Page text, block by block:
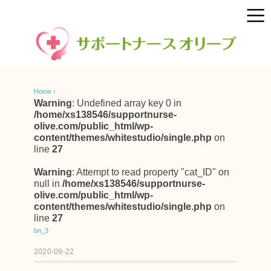
Home ›
Warning: Undefined array key 0 in
/home/xs138546/supportnurse-
olive.com/public_html/wp-
content/themes/whitestudio/single.php on
line 27
Warning: Attempt to read property "cat_ID" on
null in /home/xs138546/supportnurse-
olive.com/public_html/wp-
content/themes/whitestudio/single.php on
line 27
bn_3
2020-09-22